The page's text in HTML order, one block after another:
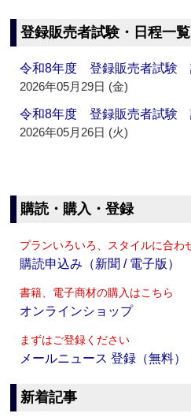
登録販売者試験・日程一覧
令和8年度 登録販売者試験
2026年05月29日 (金)
令和8年度 登録販売者試験
2026年05月26日 (火)
購読・購入・登録
プランいろいろ、スタイルに合わ
購読申込み（新聞 / 電子版）
書籍、電子商材の購入はこちら
オンラインショップ
まずはご登録ください
メールニュース 登録（無料）
新着記事